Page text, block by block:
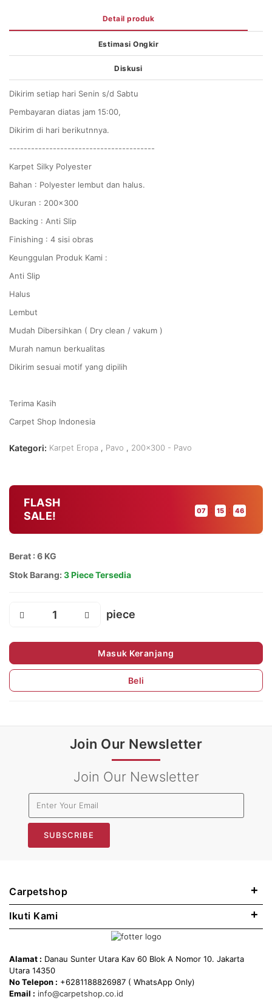
Detail produk
Estimasi Ongkir
Diskusi
Dikirim setiap hari Senin s/d Sabtu
Pembayaran diatas jam 15:00,
Dikirim di hari berikutnnya.
----------------------------------------
Karpet Silky Polyester
Bahan : Polyester lembut dan halus.
Ukuran : 200x300
Backing : Anti Slip
Finishing : 4 sisi obras
Keunggulan Produk Kami :
Anti Slip
Halus
Lembut
Mudah Dibersihkan ( Dry clean / vakum )
Murah namun berkualitas
Dikirim sesuai motif yang dipilih
Terima Kasih
Carpet Shop Indonesia
Kategori: Karpet Eropa , Pavo , 200x300 - Pavo
FLASH
SALE!
07 15 : 46
Berat : 6 KG
Stok Barang:3 Piece Tersedia
Masuk Keranjang
Beli
Join Our Newsletter
Join Our Newsletter
SUBSCRIBE
Carpetshop +
Ikuti Kami +
Alamat : Danau Sunter Utara Kav 60 Blok A Nomor 10. Jakarta
Utara 14350
No Telepon : +6281188826987 ( WhatsApp Only)
Email : info@carpetshop.co.id